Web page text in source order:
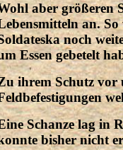
aber größeren
an.
noch
Essen gebetelt
ihrem Schutz vor
Schanze lag in
bisher nicht